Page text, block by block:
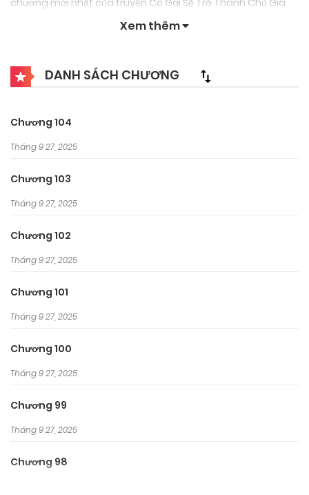
chương mới nhất của truyện Cô Gái Sẽ Trở Thành Chủ Gia
Xem thêm
DANH SÁCH CHƯƠNG
Chương 104
Tháng 9 27, 2025
Chương 103
Tháng 9 27, 2025
Chương 102
Tháng 9 27, 2025
Chương 101
Tháng 9 27, 2025
Chương 100
Tháng 9 27, 2025
Chương 99
Tháng 9 27, 2025
Chương 98